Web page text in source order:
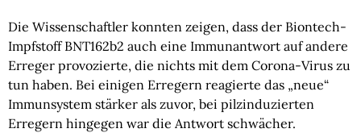
Die Wissenschaftler konnten zeigen, dass der Biontech-
Impfstoff BNT162b2 auch eine Immunantwort auf andere
Erreger provozierte, die nichts mit dem Corona-Virus zu
tun haben. Bei einigen Erregern reagierte das „neue“
Immunsystem stärker als zuvor, bei pilzinduzierten
Erregern hingegen war die Antwort schwächer.